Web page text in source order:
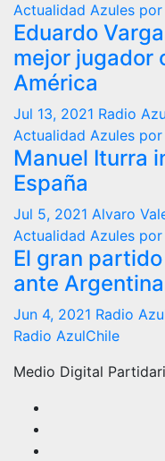
Actualidad Azules
Eduardo
mejor jugador
América
Jul 13, 2021 Radio
Actualidad Azules
Manuel Iturra
España
Jul 5, 2021 Alvaro
Actualidad Azules
El gran
ante Argentina
Jun 4, 2021 Radio
Radio AzulChile
Medio Digital